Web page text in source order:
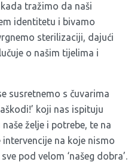
tražimo da naši
identitetu i bivamo
sterilizaciji, dajući
o našim tijelima i
susretnemo s čuvarima
koji nas ispituju
želje i potrebe, te na
na koje nismo
pod velom ‘našeg dobra’.